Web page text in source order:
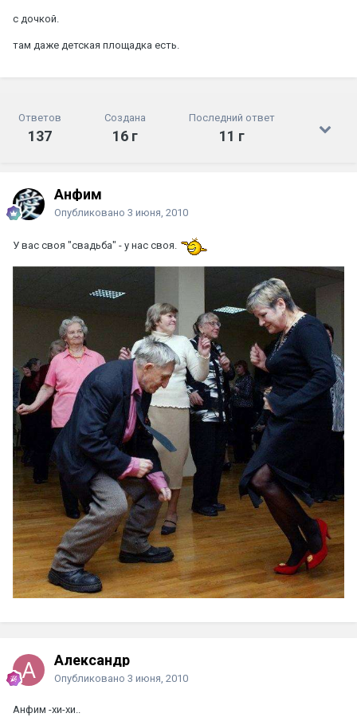
с дочкой.
там даже детская площадка есть.
Ответов
137
Создана
16 г
Последний ответ
11 г
Анфим
Опубликовано 3 июня, 2010
У вас своя "свадьба" - у нас своя.
Александр
Опубликовано 3 июня, 2010
Анфим -хи-хи..